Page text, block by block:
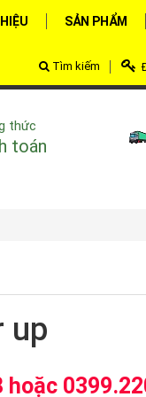
SẢN PHẨM
Tìm kiếm
thức
toán
up
hoặc